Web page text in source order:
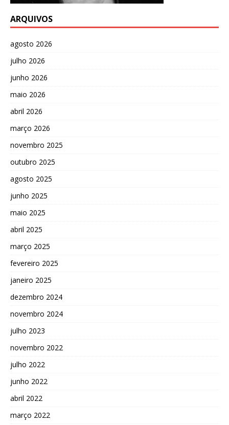
ARQUIVOS
agosto 2026
julho 2026
junho 2026
maio 2026
abril 2026
março 2026
novembro 2025
outubro 2025
agosto 2025
junho 2025
maio 2025
abril 2025
março 2025
fevereiro 2025
janeiro 2025
dezembro 2024
novembro 2024
julho 2023
novembro 2022
julho 2022
junho 2022
abril 2022
março 2022